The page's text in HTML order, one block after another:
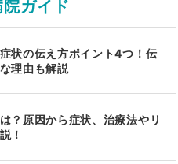
ガイド
状の伝え方ポイント4つ！伝
理由も解説
？原因から症状、治療法やリ
！